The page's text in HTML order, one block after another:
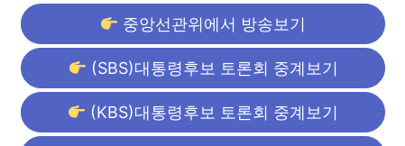
중앙선관위에서 방송보기
(SBS)대통령후보 토론회 중계보기
(KBS)대통령후보 토론회 중계보기